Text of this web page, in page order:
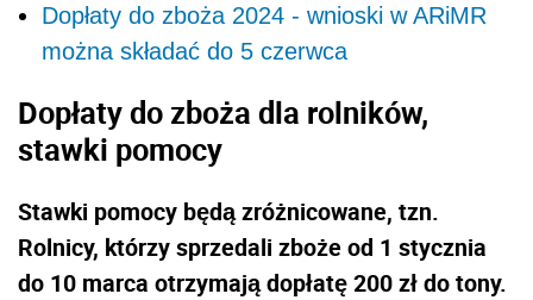
Dopłaty do zboża 2024 - wnioski w ARiMR
można składać do 5 czerwca
Dopłaty do zboża dla rolników,
stawki pomocy
Stawki pomocy będą zróżnicowane, tzn.
Rolnicy, którzy sprzedali zboże od 1 stycznia
do 10 marca otrzymają dopłatę 200 zł do tony.